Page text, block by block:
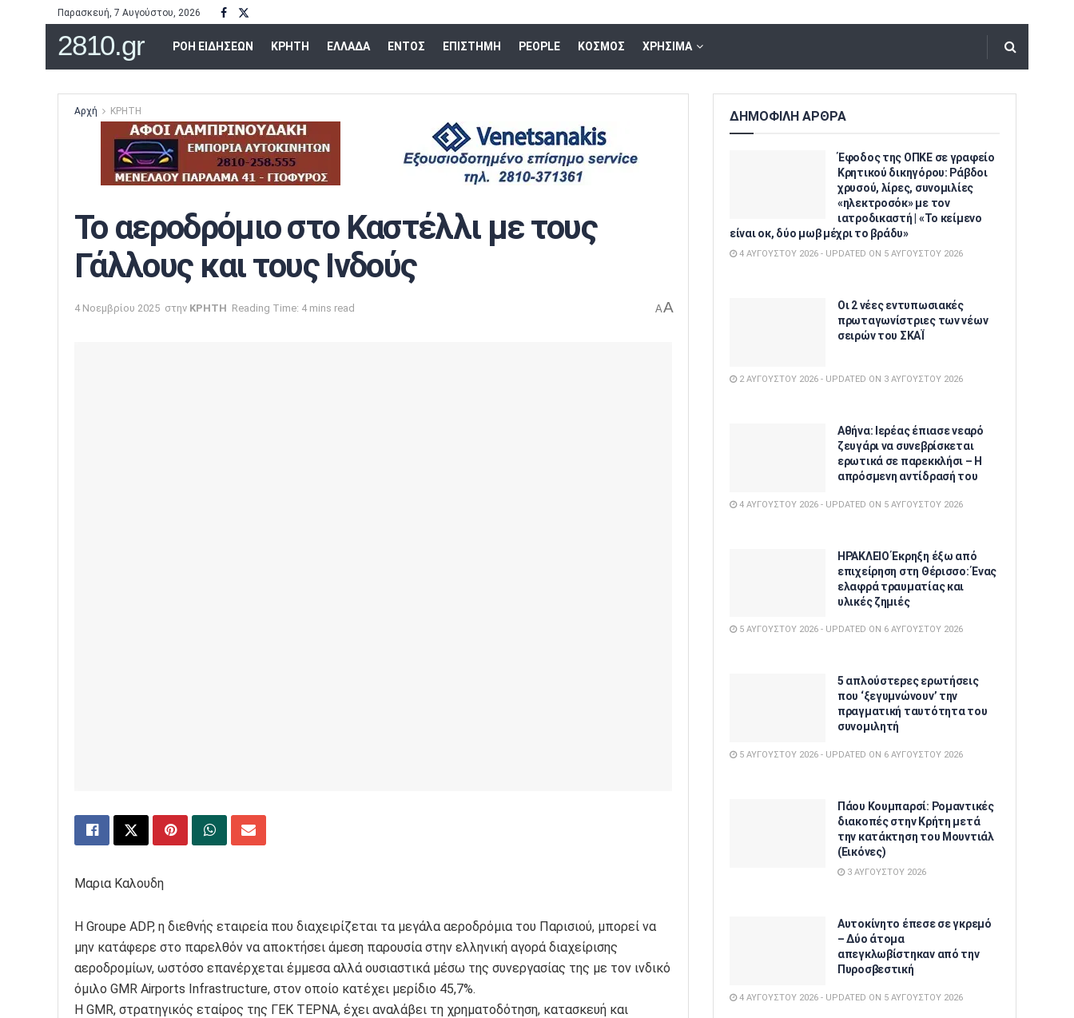
Παρασκευή, 7 Αυγούστου, 2026
2810.gr ΡΟΗ ΕΙΔΗΣΕΩΝ ΚΡΗΤΗ ΕΛΛΑΔΑ ΕΝΤΟΣ ΕΠΙΣΤΗΜΗ PEOPLE ΚΟΣΜΟΣ ΧΡΗΣΙΜΑ
Αρχή ΚΡΗΤΗ
Το αεροδρόμιο στο Καστέλλι με τους
Γάλλους και τους Ινδούς
4 Νοεμβρίου 2025 στην ΚΡΗΤΗ Reading Time: 4 mins read AA
Μαρια Καλουδη
Η Groupe ADP, η διεθνής εταιρεία που διαχειρίζεται τα μεγάλα αεροδρόμια του Παρισιού, μπορεί να
μην κατάφερε στο παρελθόν να αποκτήσει άμεση παρουσία στην ελληνική αγορά διαχείρισης
αεροδρομίων, ωστόσο επανέρχεται έμμεσα αλλά ουσιαστικά μέσω της συνεργασίας της με τον ινδικό
όμιλο GMR Airports Infrastructure, στον οποίο κατέχει μερίδιο 45,7%.
Η GMR, στρατηγικός εταίρος της ΓΕΚ ΤΕΡΝΑ, έχει αναλάβει τη χρηματοδότηση, κατασκευή και
ΔΗΜΟΦΙΛΗ ΑΡΘΡΑ
Έφοδος της ΟΠΚΕ σε γραφείο
Κρητικού δικηγόρου: Ράβδοι
χρυσού, λίρες, συνομιλίες
«ηλεκτροσόκ» με τον
ιατροδικαστή | «Το κείμενο
είναι οκ, δύο μωβ μέχρι το βράδυ»
4 ΑΥΓΟΎΣΤΟΥ 2026 - UPDATED ON 5 ΑΥΓΟΎΣΤΟΥ 2026
Οι 2 νέες εντυπωσιακές
πρωταγωνίστριες των νέων
σειρών του ΣΚΑΪ
2 ΑΥΓΟΎΣΤΟΥ 2026 - UPDATED ON 3 ΑΥΓΟΎΣΤΟΥ 2026
Αθήνα: Ιερέας έπιασε νεαρό
ζευγάρι να συνεβρίσκεται
ερωτικά σε παρεκκλήσι – Η
απρόσμενη αντίδρασή του
4 ΑΥΓΟΎΣΤΟΥ 2026 - UPDATED ON 5 ΑΥΓΟΎΣΤΟΥ 2026
ΗΡΑΚΛΕΙΟ Έκρηξη έξω από
επιχείρηση στη Θέρισσο: Ένας
ελαφρά τραυματίας και
υλικές ζημιές
5 ΑΥΓΟΎΣΤΟΥ 2026 - UPDATED ON 6 ΑΥΓΟΎΣΤΟΥ 2026
5 απλούστερες ερωτήσεις
που ‘ξεγυμνώνουν’ την
πραγματική ταυτότητα του
συνομιλητή
5 ΑΥΓΟΎΣΤΟΥ 2026 - UPDATED ON 6 ΑΥΓΟΎΣΤΟΥ 2026
Πάου Κουμπαρσί: Ρομαντικές
διακοπές στην Κρήτη μετά
την κατάκτηση του Μουντιάλ
(Εικόνες)
3 ΑΥΓΟΎΣΤΟΥ 2026
Αυτοκίνητο έπεσε σε γκρεμό
– Δύο άτομα
απεγκλωβίστηκαν από την
Πυροσβεστική
4 ΑΥΓΟΎΣΤΟΥ 2026 - UPDATED ON 5 ΑΥΓΟΎΣΤΟΥ 2026